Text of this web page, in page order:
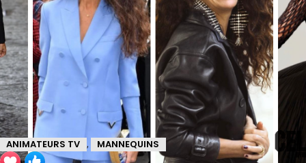
ANIMATEURS TV , MANNEQUINS